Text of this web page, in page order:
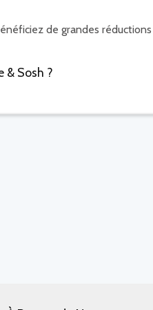
de grandes réductions
Sosh ?